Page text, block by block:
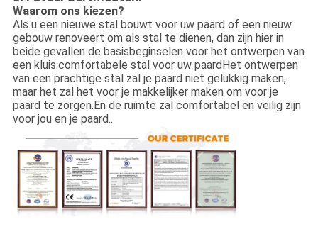
Waarom ons kiezen?
Als u een nieuwe stal bouwt voor uw paard of een nieuw
gebouw renoveert om als stal te dienen, dan zijn hier in
beide gevallen de basisbeginselen voor het ontwerpen van
een kluis.comfortabele stal voor uw paardHet ontwerpen
van een prachtige stal zal je paard niet gelukkig maken,
maar het zal het voor je makkelijker maken om voor je
paard te zorgen.En de ruimte zal comfortabel en veilig zijn
voor jou en je paard..